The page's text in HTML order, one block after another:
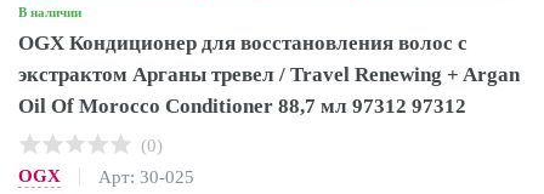
В наличии
OGX Кондиционер для восстановления волос с
экстрактом Арганы тревел / Travel Renewing + Argan
Oil Of Morocco Conditioner 88,7 мл 97312 97312
(0)
OGX
Арт: 30-025